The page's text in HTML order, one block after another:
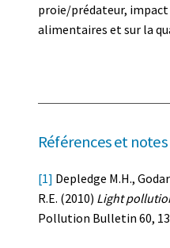
proie/prédateur, impact
alimentaires et sur la
Références et notes
[1] Depledge M.H.,
R.E. (2010) Light
Pollution Bulletin 60,